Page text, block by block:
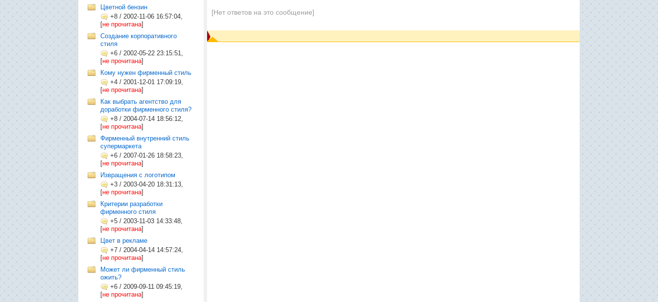
Цветной бензин
+8 / 2002-11-06 16:57:04,
[не прочитана]
Создание корпоративного
стиля
+6 / 2002-05-22 23:15:51,
[не прочитана]
Кому нужен фирменный стиль
+4 / 2001-12-01 17:09:19,
[не прочитана]
Как выбрать агентство для
доработки фирменного стиля?
+8 / 2004-07-14 18:56:12,
[не прочитана]
Фирменный внутренний стиль
супермаркета
+6 / 2007-01-26 18:58:23,
[не прочитана]
Извращения с логотипом
+3 / 2003-04-20 18:31:13,
[не прочитана]
Критерии разработки
фирменного стиля
+5 / 2003-11-03 14:33:48,
[не прочитана]
Цвет в рекламе
+7 / 2004-04-14 14:57:24,
[не прочитана]
Может ли фирменный стиль
ожить?
+6 / 2009-09-11 09:45:19,
[не прочитана]
[Нет ответов на это сообщение]